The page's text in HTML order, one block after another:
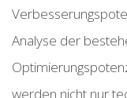
Analyse der
werden nicht nur